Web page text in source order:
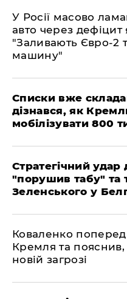
У Росії масово
авто через дефіцит
"Заливають Євро-2
машину"
Списки вже
дізнався, як
мобілізувати 800
Стратегічний
"порушив табу" та
Зеленського у
Коваленко
Кремля та пояснив,
новій загрозі